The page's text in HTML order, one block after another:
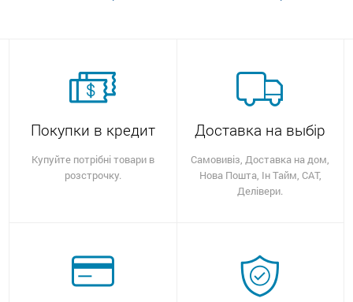
Покупки в кредит
Купуйте потрібні товари в
розстрочку.
Доставка на выбір
Самовивіз, Доставка на дом,
Нова Пошта, Ін Тайм, САТ,
Делівери.